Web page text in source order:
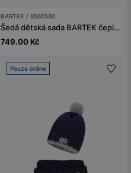
BARTEK / 8560580
Šedá dětská sada BARTEK čepice s reflexním bambulí + nákrčník 8560580
749.00 Kč
Pouze online